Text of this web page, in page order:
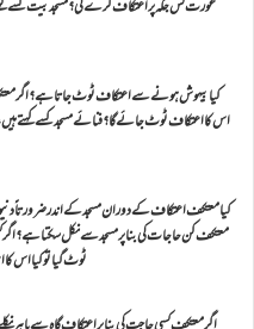
عورت کس جگہ پر اعتکاف کرے گی؟مسجد بیت کسے
کیا بیہوش ہونے سے اعتکاف ٹوٹ جاتا ہے؟ اگر
اس کا اعتکاف ٹوٹ جائے گا؟فنائے مسجد کسے کہتے ہیں
کیا معتکف اعتکاف کے دوران مسجد کے اندر ضرورتاً
معتکف کن حاجات کی بنا پر مسجد سے نکل سکتا ہے؟
ٹوٹ گیا تو کیا اس